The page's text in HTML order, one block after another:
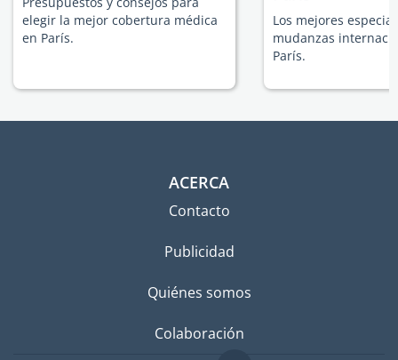
elegir la mejor cobertura médica
en París.
Los mejores
mudanzas
París.
ACERCA
Contacto
Publicidad
Quiénes somos
Colaboración